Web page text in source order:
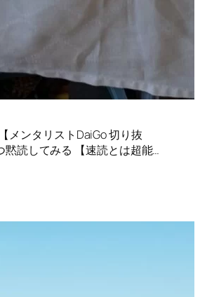
メンタリストDaiGo 切り抜
読してみる 【速読とは超能…